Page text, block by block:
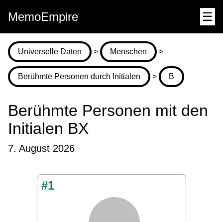
MemoEmpire ☰
Universelle Daten > Menschen >
Berühmte Personen durch Initialen > B
Berühmte Personen mit den
Initialen BX
7. August 2026
#1